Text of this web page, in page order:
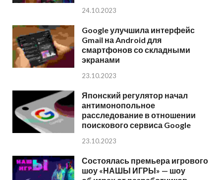
24.10.2023
Google улучшила интерфейс
Gmail на Android для
смартфонов со складными
экранами
23.10.2023
Японский регулятор начал
антимонопольное
расследование в отношении
поискового сервиса Google
23.10.2023
Состоялась премьера игрового
шоу «НАШЫ ИГРЫ» — шоу